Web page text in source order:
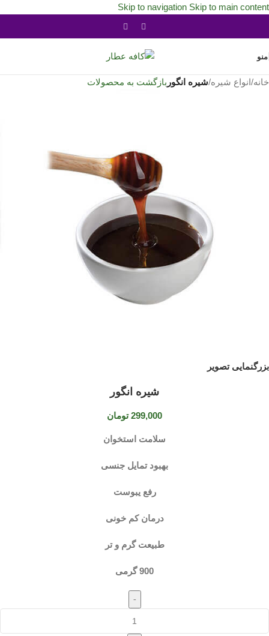
Skip to navigation Skip to main content
منو
خانه/انواع شیره/شیره انگور بازگشت به محصولات
بزرگنمایی تصویر
شیره انگور
299,000 تومان
سلامت استخوان
بهبود تمایل جنسی
رفع یبوست
درمان کم خونی
طبیعت گرم و تر
900 گرمی
-